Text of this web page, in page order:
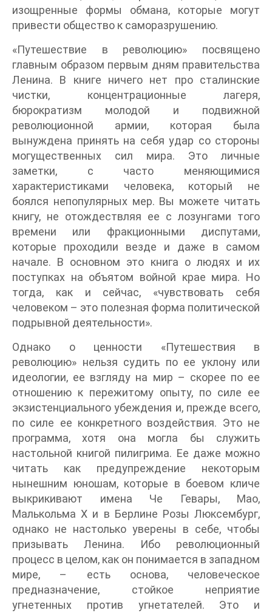
изощренные формы обмана, которые могут
привести общество к саморазрушению.
«Путешествие в революцию» посвящено
главным образом первым дням правительства
Ленина. В книге ничего нет про сталинские
чистки, концентрационные лагеря,
бюрократизм молодой и подвижной
революционной армии, которая была
вынуждена принять на себя удар со стороны
могущественных сил мира. Это личные
заметки, с часто меняющимися
характеристиками человека, который не
боялся непопулярных мер. Вы можете читать
книгу, не отождествляя ее с лозунгами того
времени или фракционными диспутами,
которые проходили везде и даже в самом
начале. В основном это книга о людях и их
поступках на объятом войной крае мира. Но
тогда, как и сейчас, «чувствовать себя
человеком – это полезная форма политической
подрывной деятельности».
Однако о ценности «Путешествия в
революцию» нельзя судить по ее уклону или
идеологии, ее взгляду на мир – скорее по ее
отношению к пережитому опыту, по силе ее
экзистенциального убеждения и, прежде всего,
по силе ее конкретного воздействия. Это не
программа, хотя она могла бы служить
настольной книгой пилигрима. Ее даже можно
читать как предупреждение некоторым
нынешним юношам, которые в боевом кличе
выкрикивают имена Че Гевары, Мао,
Малькольма X и в Берлине Розы Люксембург,
однако не настолько уверены в себе, чтобы
призывать Ленина. Ибо революционный
процесс в целом, как он понимается в западном
мире, – есть основа, человеческое
предназначение, стойкое неприятие
угнетенных против угнетателей. Это и